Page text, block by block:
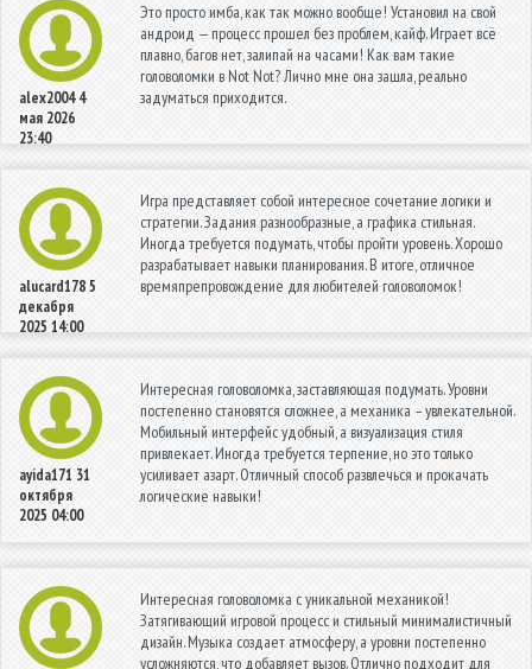
alex2004 4
мая 2026
23:40
Это просто имба, как так можно вообще! Установил на свой
андроид — процесс прошел без проблем, кайф. Играет всё
плавно, багов нет, залипай на часами! Как вам такие
головоломки в Not Not? Лично мне она зашла, реально
задуматься приходится.
alucard1785
декабря
2025 14:00
Игра представляет собой интересное сочетание логики и
стратегии. Задания разнообразные, а графика стильная.
Иногда требуется подумать, чтобы пройти уровень. Хорошо
разрабатывает навыки планирования. В итоге, отличное
времяпрепровождение для любителей головоломок!
ayida171 31
октября
2025 04:00
Интересная головоломка, заставляющая подумать. Уровни
постепенно становятся сложнее, а механика – увлекательной.
Мобильный интерфейс удобный, а визуализация стиля
привлекает. Иногда требуется терпение, но это только
усиливает азарт. Отличный способ развлечься и прокачать
логические навыки!
Интересная головоломка с уникальной механикой!
Затягивающий игровой процесс и стильный минималистичный
дизайн. Музыка создает атмосферу, а уровни постепенно
усложняются, что добавляет вызов. Отлично подходит для